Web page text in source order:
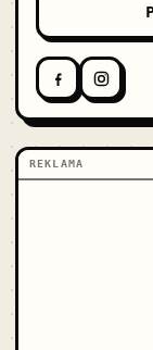
REKLAMA